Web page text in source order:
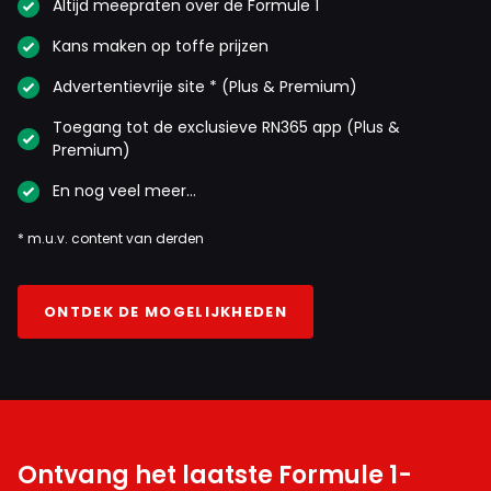
Richard Welling
17 oktober 2025 06:17
Zijn acties worden volgens mij door F1 officials
beoordeeld en als die binnen de regels zijn, kan je hem de
schuld niet geven.
Ook niet als ie, binnen de regels, de auto van zijn
teamgenoot beschadigt?
Closecall
het om de errste 3 bochten gaat na de start? No
Altijd meepraten over de Formule 1
Kans maken op toffe prijzen
Advertentievrije site * (Plus & Premium)
Toegang tot de exclusieve RN365 app (Plus &
Premium)
En nog veel meer…
* m.u.v. content van derden
ONTDEK DE MOGELIJKHEDEN
Ontvang het laatste Formule 1-